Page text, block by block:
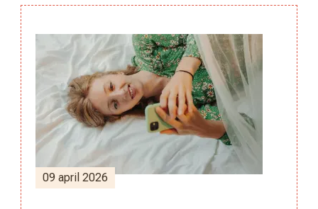
Berichtnavigatie
09 april 2026